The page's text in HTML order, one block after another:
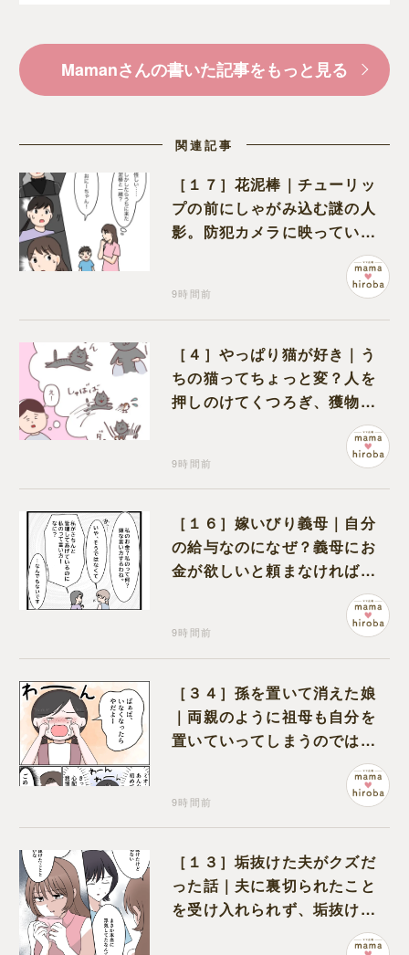
Mamanさんの書いた記事をもっと見る
関連記事
［１７］花泥棒｜チューリッ
プの前にしゃがみ込む謎の人
影。防犯カメラに映っていた
9時間前
［４］やっぱり猫が好き｜う
ちの猫ってちょっと変？人を
押しのけてくつろぎ、獲物に
も物怖じしない鋼のハート
9時間前
［１６］嫁いびり義母｜自分
の給与なのになぜ？義母にお
金が欲しいと頼まなければな
9時間前
［３４］孫を置いて消えた娘
｜両親のように祖母も自分を
置いていってしまうのでは？
と怯えて泣く孫に心が痛む
9時間前
［１３］垢抜けた夫がクズだ
った話｜夫に裏切られたこと
を受け入れられず、垢抜けた
ことが関係しているのかと嘆